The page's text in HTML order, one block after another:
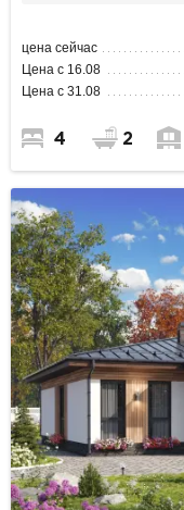
цена сейчас
Цена с 16.08
Цена с 31.08
4 2